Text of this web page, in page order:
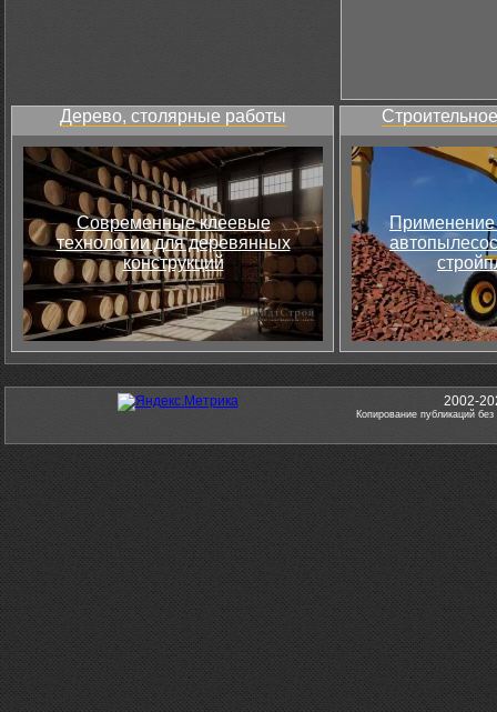
Дерево, столярные работы
Современные клеевые
технологии для деревянных
конструкций
Применение
2002-
Копирование публикаций